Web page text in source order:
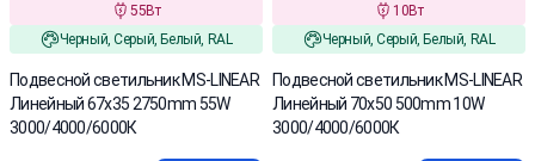
55Вт
Черный, Серый, Белый, RAL
Подвесной светильник MS-LINEAR
Линейный 67х35 2750mm 55W
3000/4000/6000К
10Вт
Черный, Серый, Белый, RAL
Подвесной светильник MS-LINEAR
Линейный 70х50 500mm 10W
3000/4000/6000К